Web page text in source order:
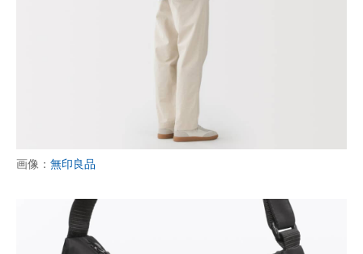
ちょっと気になるネットの話題
画像： 無印良品